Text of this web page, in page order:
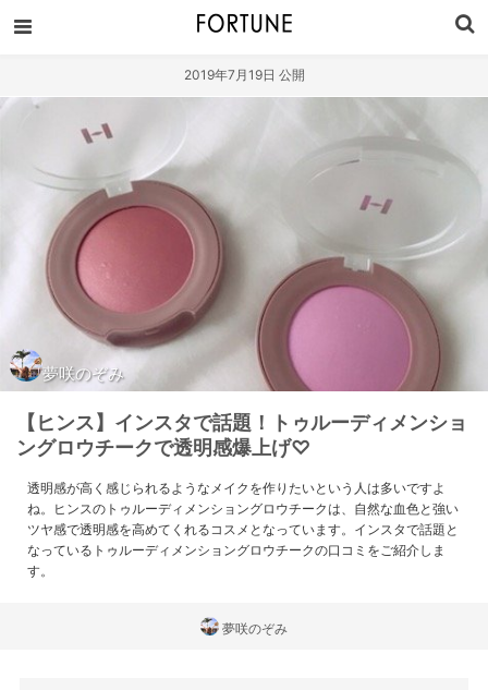
2019年7月19日 公開
夢咲のぞみ
【ヒンス】インスタで話題！トゥルーディメンショ
ングロウチークで透明感爆上げ♡
透明感が高く感じられるようなメイクを作りたいという人は多いですよ
ね。ヒンスのトゥルーディメンショングロウチークは、自然な血色と強い
ツヤ感で透明感を高めてくれるコスメとなっています。インスタで話題と
なっているトゥルーディメンショングロウチークの口コミをご紹介しま
す。
夢咲のぞみ